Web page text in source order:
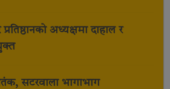
अध्यक्षमा दाहाल र
सटरवाला भागाभाग